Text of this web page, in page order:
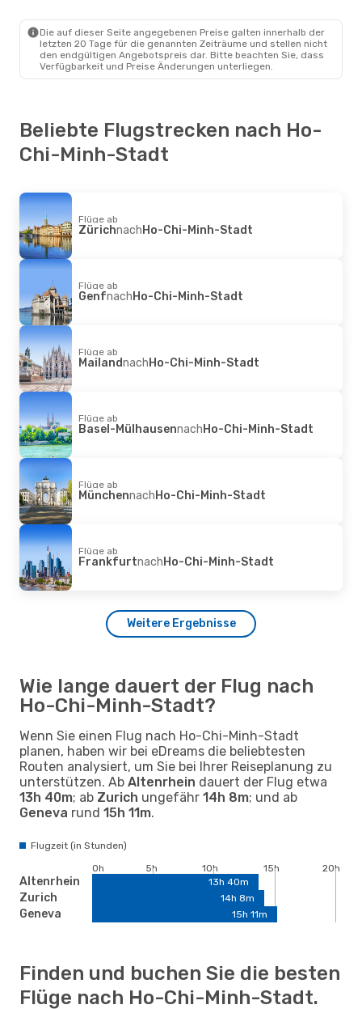
- Ho-Chi-Minh-Stadt
Die auf dieser Seite angegebenen Preise galten innerhalb der
letzten 20 Tage für die genannten Zeiträume und stellen nicht
den endgültigen Angebotspreis dar. Bitte beachten Sie, dass
Verfügbarkeit und Preise Änderungen unterliegen.
Beliebte Flugstrecken nach Ho-
Chi-Minh-Stadt
Flüge ab
ZürichnachHo-Chi-Minh-Stadt
Flüge ab
GenfnachHo-Chi-Minh-Stadt
Flüge ab
MailandnachHo-Chi-Minh-Stadt
Flüge ab
Basel-MülhausennachHo-Chi-Minh-Stadt
Flüge ab
MünchennachHo-Chi-Minh-Stadt
Flüge ab
FrankfurtnachHo-Chi-Minh-Stadt
Weitere Ergebnisse
Wie lange dauert der Flug nach
Ho-Chi-Minh-Stadt?
Wenn Sie einen Flug nach Ho-Chi-Minh-Stadt
planen, haben wir bei eDreams die beliebtesten
Routen analysiert, um Sie bei Ihrer Reiseplanung zu
unterstützen. Ab Altenrhein dauert der Flug etwa
13h 40m; ab Zurich ungefähr 14h 8m; und ab
Geneva rund 15h 11m.
Flugzeit (in Stunden)
Altenrhein
Zurich
Geneva
0h 5h 10h 15h
20h
13h 40m
14h 8m
15h 11m
Finden und buchen Sie die besten
Flüge nach Ho-Chi-Minh-Stadt.